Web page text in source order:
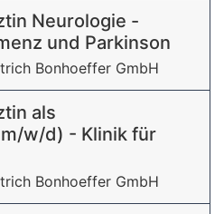
Neurologie -
und Parkinson
Bonhoeffer GmbH
als
w/d) - Klinik für
Bonhoeffer GmbH